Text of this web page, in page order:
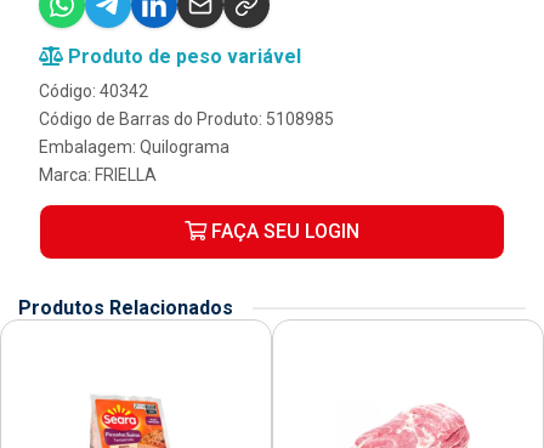
Produto de peso variável
Código: 40342
Código de Barras do Produto: 5108985
Embalagem: Quilograma
Marca: FRIELLA
FAÇA SEU LOGIN
Produtos Relacionados